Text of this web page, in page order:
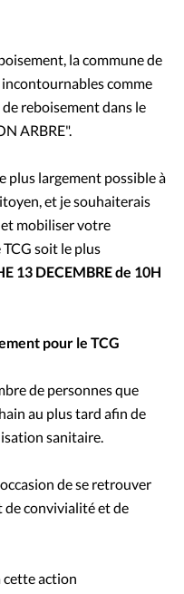
la commune de
comme
reboisement dans le
ARBRE".
plus largement possible à
et je souhaiterais
mobiliser votre
soit le plus
13 DECEMBRE de 10H
pour le TCG
de personnes que
au plus tard afin de
sanitaire.
de se retrouver
convivialité et de
cette action